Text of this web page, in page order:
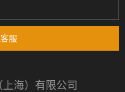
服
海）有限公司